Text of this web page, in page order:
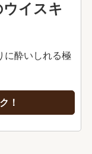
イスキ
に酔いしれる極
！